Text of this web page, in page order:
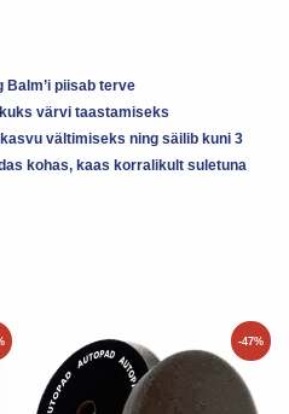
Balm’i piisab terve
värvi taastamiseks
vältimiseks ning säilib kuni 3
kohas, kaas korralikult suletuna
-47%
hind
oli:
9.90€.
Praegune
hind